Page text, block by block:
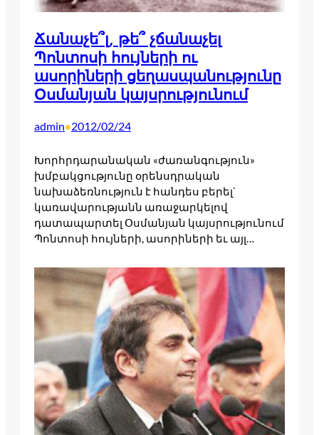
Ճանաչե՞լ, թե՞ չճանաչել
Պոնտոսի հույների ու
ասորիների ցեղասպանությունը
Օսմանյան կայսրությունում
admin•2012/02/24
Խորհրդարանական «ժառանգություն»
խմբակցությունը օրենսդրական
նախաձեռնություն է հանդես բերել`
կառավարությանն առաջարկելով
դատապարտել Օսմանյան կայսրությունում
Պոնտոսի հույների, ասորիների եւ այլ…